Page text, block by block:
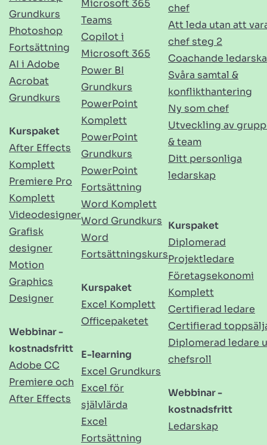
Grundkurs
Photoshop
Fortsättning
AI i Adobe
Acrobat
Grundkurs
Kurspaket
After Effects
Komplett
Premiere Pro
Komplett
Videodesigner
Grafisk
designer
Motion
Graphics
Designer
Webbinar -
kostnadsfritt
Adobe CC
Premiere och
After Effects
Microsoft 365
Teams
Copilot i
Microsoft 365
Power BI
Grundkurs
PowerPoint
Komplett
PowerPoint
Grundkurs
PowerPoint
Fortsättning
Word Komplett
Word Grundkurs
Word
Fortsättningskurs
Kurspaket
Excel Komplett
Officepaketet
E-learning
Excel Grundkurs
Excel för
självlärda
Excel
Fortsättning
chef
Att leda utan att
chef steg 2
Coachande
Svåra samtal &
konflikthantering
Ny som chef
Utveckling av
& team
Ditt personliga
ledarskap
Kurspaket
Diplomerad
Projektledare
Företagsekonomi
Komplett
Certifierad ledare
Certifierad
Diplomerad ledare
chefsroll
Webbinar -
kostnadsfritt
Ledarskap